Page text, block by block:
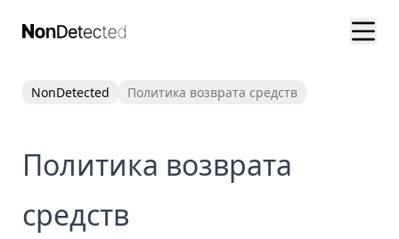
NonDetected Политика возврата средств
Политика возврата
средств